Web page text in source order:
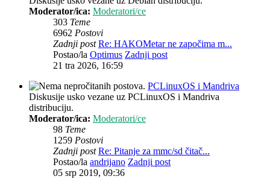
Moderator/ica: Moderatori/ce
303 Teme
6962 Postovi
Zadnji post Re: HAKOMetar ne započima m...
Postao/la Optimus Zadnji post
21 tra 2026, 16:59
PCLinuxOS i Mandriva
Diskusije usko vezane uz PCLinuxOS i Mandriva
distribuciju.
Moderator/ica: Moderatori/ce
98 Teme
1259 Postovi
Zadnji post Re: Pitanje za mmc/sd čitač...
Postao/la andrijano Zadnji post
05 srp 2019, 09:36